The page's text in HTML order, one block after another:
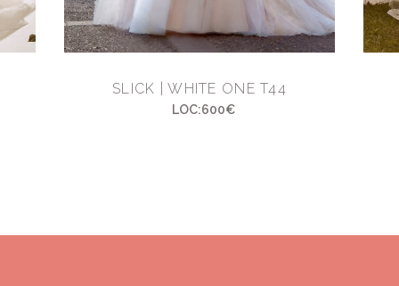
SLICK | WHITE ONE T44
LOC:600€